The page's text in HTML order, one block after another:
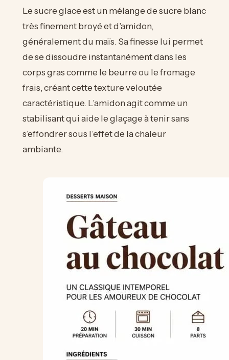
Le sucre glace est un mélange de sucre blanc
très finement broyé et d’amidon,
généralement du maïs. Sa finesse lui permet
de se dissoudre instantanément dans les
corps gras comme le beurre ou le fromage
frais, créant cette texture veloutée
caractéristique. L’amidon agit comme un
stabilisant qui aide le glaçage à tenir sans
s’effondrer sous l’effet de la chaleur
ambiante.